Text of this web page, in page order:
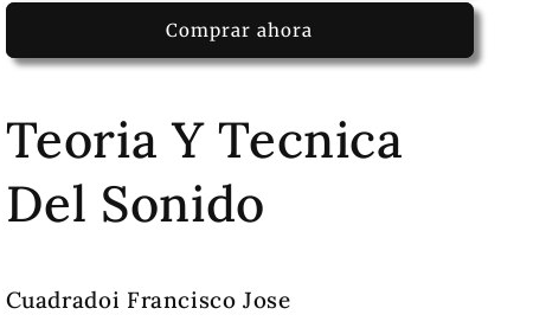
Del
Tecnica
Del
Comprar ahora
Teoria Y Tecnica
Del Sonido
Cuadradoi Francisco Jose